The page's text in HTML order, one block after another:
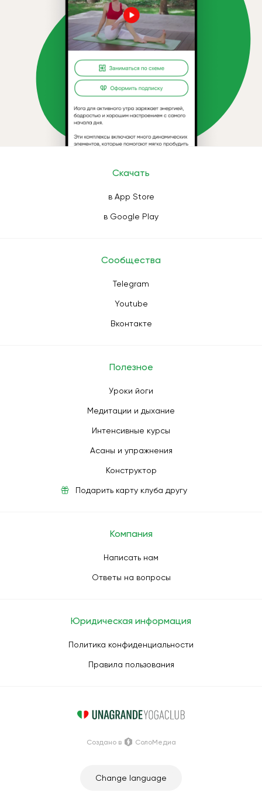
Скачать
в App Store
в Google Play
Сообщества
Telegram
Youtube
Вконтакте
Полезное
Уроки йоги
Медитации и дыхание
Интенсивные курсы
Асаны и упражнения
Конструктор
Подарить карту клуба другу
Компания
Написать нам
Ответы на вопросы
Юридическая информация
Политика конфиденциальности
Правила пользования
Change language
Создано в СолоМедиа